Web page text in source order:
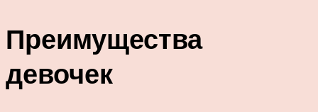
Преимущества
девочек